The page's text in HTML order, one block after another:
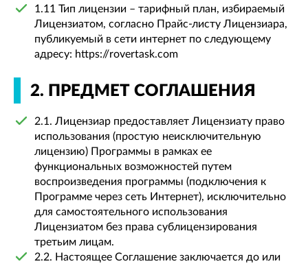
1.11 Тип лицензии – тарифный план, избираемый
Лицензиатом, согласно Прайс-листу Лицензиара,
публикуемый в сети интернет по следующему
адресу: https://rovertask.com
2. ПРЕДМЕТ СОГЛАШЕНИЯ
2.1. Лицензиар предоставляет Лицензиату право
использования (простую неисключительную
лицензию) Программы в рамках ее
функциональных возможностей путем
воспроизведения программы (подключения к
Программе через сеть Интернет), исключительно
для самостоятельного использования
Лицензиатом без права сублицензирования
третьим лицам.
2.2. Настоящее Соглашение заключается до или